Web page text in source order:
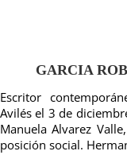
GARCIA
Escritor
Avilés el 3 de
Manuela Alvarez
posición social.